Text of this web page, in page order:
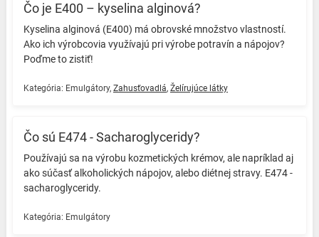
Čo je E400 – kyselina alginová?
Kyselina alginová (E400) má obrovské množstvo vlastností.
Ako ich výrobcovia využívajú pri výrobe potravín a nápojov?
Poďme to zistiť! ️
Kategória: Emulgátory, Zahusťovadlá, Želírujúce látky
Čo sú E474 - Sacharoglyceridy?
Používajú sa na výrobu kozmetických krémov, ale napríklad aj
ako súčasť alkoholických nápojov, alebo diétnej stravy. E474 -
sacharoglyceridy. ️
Kategória: Emulgátory